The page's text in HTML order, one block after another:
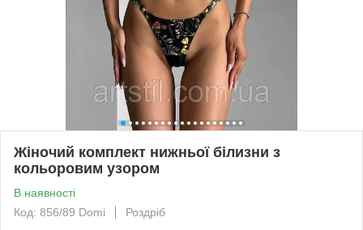
Жіночий комплект нижньої білизни з
кольоровим узором
В наявності
Код: 856/89 Domi
Роздріб